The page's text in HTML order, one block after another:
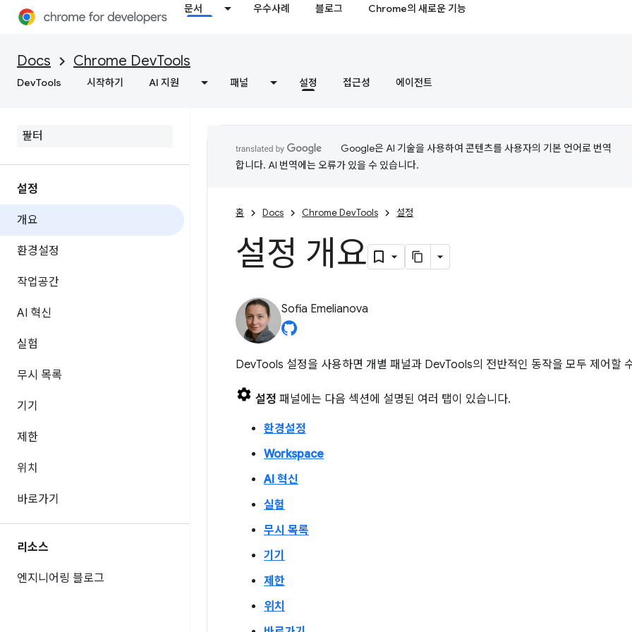
문서 우수사례 블로그 Chrome의 새로운 기능
Docs Chrome DevTools
DevTools 시작하기 AI 지원 패널 설정 접근성 에이전트
설정
개요
환경설정
작업공간
AI 혁신
실험
무시 목록
기기
제한
위치
바로가기
리소스
엔지니어링 블로그
Google은 AI 기술을 사용하여 콘텐츠를 사용자의 기본 언어로 번역
합니다. AI 번역에는 오류가 있을 수 있습니다.
홈 Docs Chrome DevTools 설정
설정 개요
Sofia Emelianova
DevTools 설정을 사용하면 개별 패널과 DevTools의 전반적인 동작을 모두 제어할
설정 패널에는 다음 섹션에 설명된 여러 탭이 있습니다.
환경설정
Workspace
AI 혁신
실험
무시 목록
기기
제한
위치